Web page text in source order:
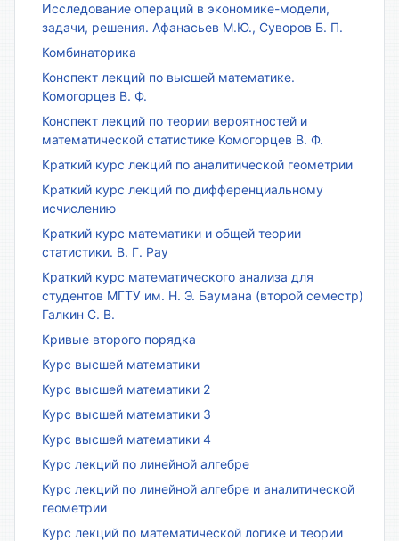
Исследование операций в экономике-модели,
задачи, решения. Афанасьев М.Ю., Суворов Б. П.
Комбинаторика
Конспект лекций по высшей математике.
Комогорцев В. Ф.
Конспект лекций по теории вероятностей и
математической статистике Комогорцев В. Ф.
Краткий курс лекций по аналитической геометрии
Краткий курс лекций по дифференциальному
исчислению
Краткий курс математики и общей теории
статистики. В. Г. Рау
Краткий курс математического анализа для
студентов МГТУ им. Н. Э. Баумана (второй семестр)
Галкин С. В.
Кривые второго порядка
Курс высшей математики
Курс высшей математики 2
Курс высшей математики 3
Курс высшей математики 4
Курс лекций по линейной алгебре
Курс лекций по линейной алгебре и аналитической
геометрии
Курс лекций по математической логике и теории